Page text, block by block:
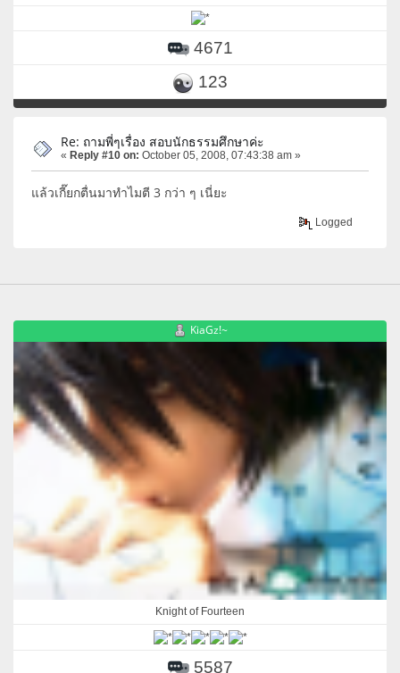
4671
123
Re: ถามพี่ๆเรื่อง สอบนักธรรมศึกษาค่ะ
« Reply #10 on: October 05, 2008, 07:43:38 am »
แล้วเกี๊ยกตื่นมาทำไมตี 3 กว่า ๆ เนี่ยะ
Logged
KiaGz!~
Knight of Fourteen
5587